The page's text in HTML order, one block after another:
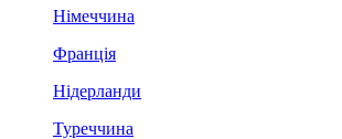
Німеччина
Франція
Нідерланди
Туреччина